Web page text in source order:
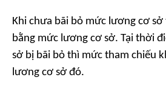
Khi chưa bãi bỏ mức lương cơ
bằng mức lương cơ sở. Tại thời
sở bị bãi bỏ thì mức tham chiếu
lương cơ sở đó.